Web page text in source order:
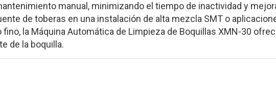
manual, minimizando el tiempo de inactividad y
de toberas en una instalación de alta mezcla SMT o
la Máquina Automática de Limpieza de Boquillas XMN-30
de la boquilla.